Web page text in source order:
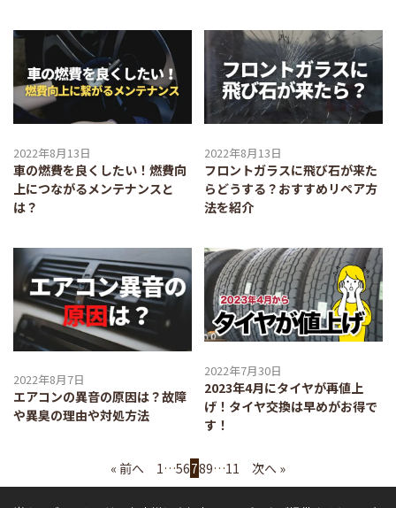
2022年8月13日
車の燃費を良くしたい！燃費向
上につながるメンテナンスと
は？
2022年8月13日
フロントガラスに飛び石が来た
らどうする？おすすめリペア方
法を紹介
2022年8月7日
エアコンの異音の原因は？故障
や異臭の理由や対処方法
2022年7月30日
2023年4月にタイヤが再値上
げ！タイヤ交換は早めがお得で
す！
« 前へ 1…56789…11 次へ »